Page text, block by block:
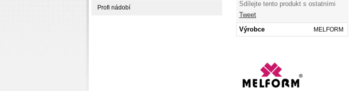
Sdílejte tento produkt s ostatními
Tweet
Výrobce
MELFORM
Profi nádobí